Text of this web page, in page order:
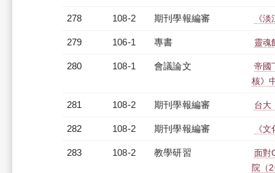
278 108-2 期刊學報編審 《
279 106-1 專書 靈魂
280 108-1 會議論文
帝國
核》
281 108-2 期刊學報編審 台大
282 108-2 期刊學報編審 《
283 108-2 教學研習
面對
院（